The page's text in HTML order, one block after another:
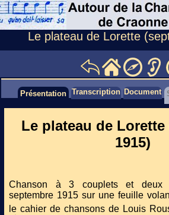
Le plateau de Lorette
Présentation Transcription Document